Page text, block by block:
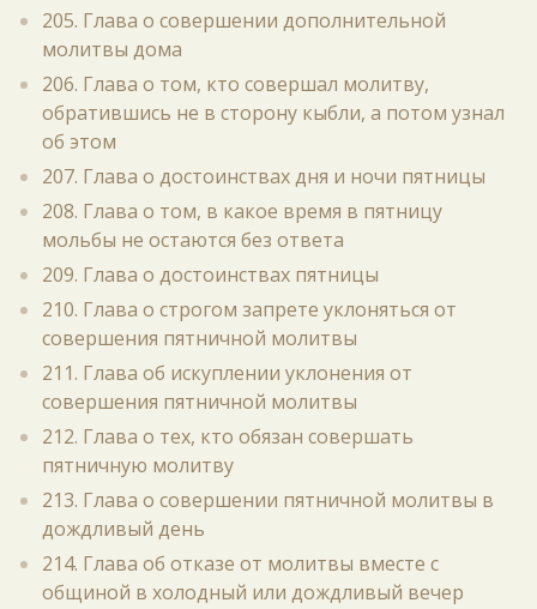
205. Глава о совершении дополнительной
молитвы дома
206. Глава о том, кто совершал молитву,
обратившись не в сторону кыбли, а потом узнал
об этом
207. Глава о достоинствах дня и ночи пятницы
208. Глава о том, в какое время в пятницу
мольбы не остаются без ответа
209. Глава о достоинствах пятницы
210. Глава о строгом запрете уклоняться от
совершения пятничной молитвы
211. Глава об искуплении уклонения от
совершения пятничной молитвы
212. Глава о тех, кто обязан совершать
пятничную молитву
213. Глава о совершении пятничной молитвы в
дождливый день
214. Глава об отказе от молитвы вместе с
общиной в холодный или дождливый вечер